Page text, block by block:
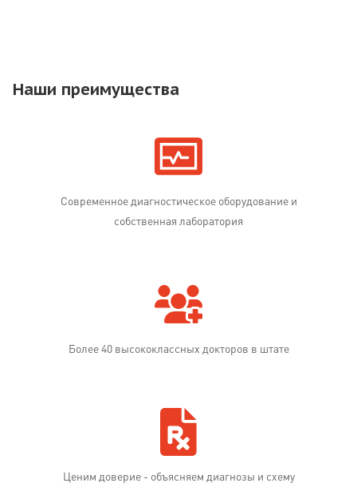
Наши преимущества
Современное диагностическое оборудование и
собственная лаборатория
Более 40 высококлассных докторов в штате
Ценим доверие - объясняем диагнозы и схему